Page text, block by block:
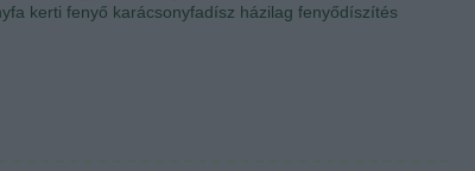
kerti fenyő karácsonyfadísz házilag fenyődíszítés